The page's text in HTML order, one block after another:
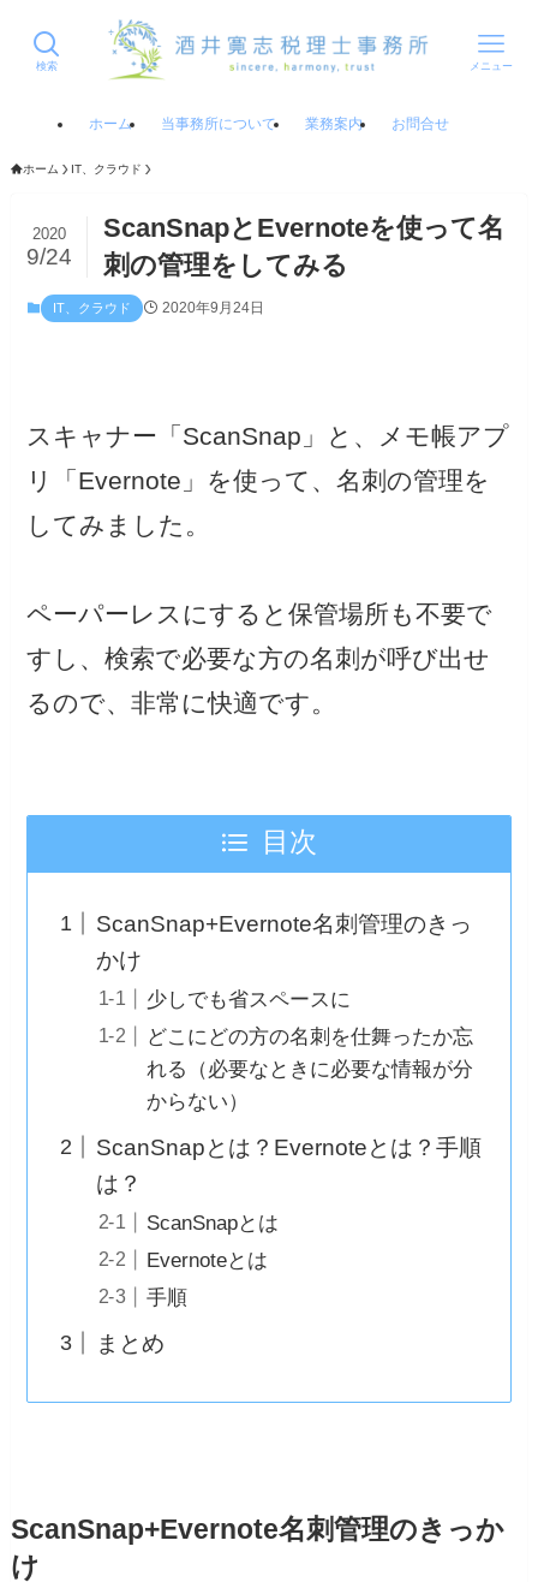
検索 メニュー
ホーム 当事務所について 業務案内 お問合せ
ホーム IT、クラウド
ScanSnapとEvernoteを使って名
刺の管理をしてみる
2020
9/24
IT、クラウド 2020年9月24日
スキャナー「ScanSnap」と、メモ帳アプ
リ「Evernote」を使って、名刺の管理を
してみました。
ペーパーレスにすると保管場所も不要で
すし、検索で必要な方の名刺が呼び出せ
るので、非常に快適です。
目次
ScanSnap+Evernote名刺管理のきっ
かけ
少しでも省スペースに
どこにどの方の名刺を仕舞ったか忘
れる（必要なときに必要な情報が分
からない）
ScanSnapとは？Evernoteとは？手順
は？
ScanSnapとは
Evernoteとは
手順
まとめ
ScanSnap+Evernote名刺管理のきっか
け